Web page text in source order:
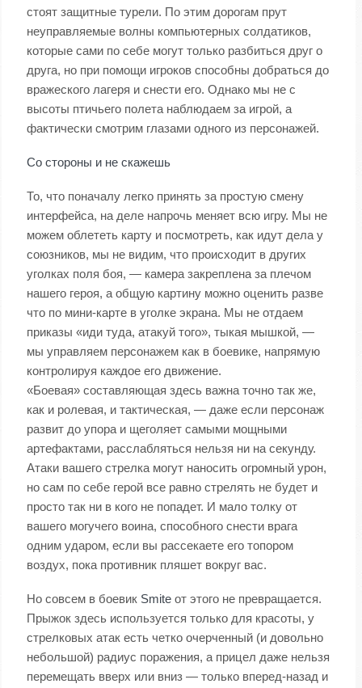
стоят защитные турели. По этим дорогам прут
неуправляемые волны компьютерных солдатиков,
которые сами по себе могут только разбиться друг о
друга, но при помощи игроков способны добраться до
вражеского лагеря и снести его. Однако мы не с
высоты птичьего полета наблюдаем за игрой, а
фактически смотрим глазами одного из персонажей.
Со стороны и не скажешь
То, что поначалу легко принять за простую смену
интерфейса, на деле напрочь меняет всю игру. Мы не
можем облететь карту и посмотреть, как идут дела у
союзников, мы не видим, что происходит в других
уголках поля боя, — камера закреплена за плечом
нашего героя, а общую картину можно оценить разве
что по мини-карте в уголке экрана. Мы не отдаем
приказы «иди туда, атакуй того», тыкая мышкой, —
мы управляем персонажем как в боевике, напрямую
контролируя каждое его движение.
«Боевая» составляющая здесь важна точно так же,
как и ролевая, и тактическая, — даже если персонаж
развит до упора и щеголяет самыми мощными
артефактами, расслабляться нельзя ни на секунду.
Атаки вашего стрелка могут наносить огромный урон,
но сам по себе герой все равно стрелять не будет и
просто так ни в кого не попадет. И мало толку от
вашего могучего воина, способного снести врага
одним ударом, если вы рассекаете его топором
воздух, пока противник пляшет вокруг вас.
Но совсем в боевик Smite от этого не превращается.
Прыжок здесь используется только для красоты, у
стрелковых атак есть четко очерченный (и довольно
небольшой) радиус поражения, а прицел даже нельзя
перемещать вверх или вниз — только вперед-назад и